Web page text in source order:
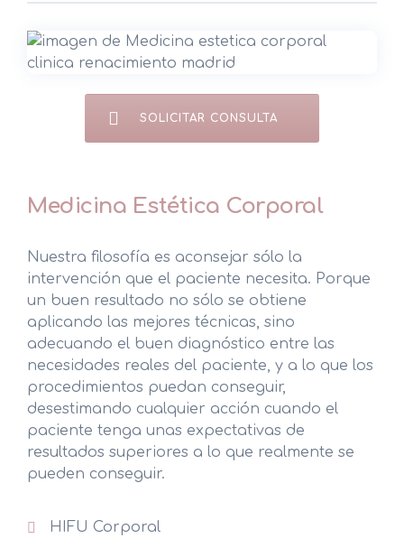
SOLICITAR CONSULTA
Medicina Estética Corporal
Nuestra filosofía es aconsejar sólo la
intervención que el paciente necesita. Porque
un buen resultado no sólo se obtiene
aplicando las mejores técnicas, sino
adecuando el buen diagnóstico entre las
necesidades reales del paciente, y a lo que los
procedimientos puedan conseguir,
desestimando cualquier acción cuando el
paciente tenga unas expectativas de
resultados superiores a lo que realmente se
pueden conseguir.
HIFU Corporal